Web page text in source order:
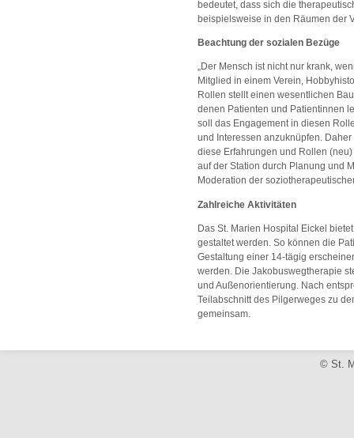
bedeutet, dass sich die
beispielsweise in den Räumen der
Beachtung der sozialen Bezüge
„Der Mensch ist nicht nur krank,
Mitglied in einem Verein,
Rollen stellt einen wesentlichen
denen Patienten und Patientinnen
soll das Engagement in diesen
und Interessen anzuknüpfen.
diese Erfahrungen und Rollen
auf der Station durch Planung und
Moderation der
Zahlreiche Aktivitäten
Das St. Marien Hospital Eickel
gestaltet werden. So können die
Gestaltung einer 14-tägig
werden. Die Jakobuswegtherapie
und Außenorientierung. Nach
Teilabschnitt des Pilgerweges zu
gemeinsam.
© St.